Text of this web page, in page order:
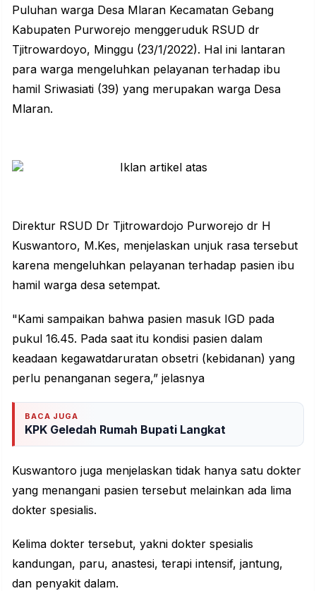
Puluhan warga Desa Mlaran Kecamatan Gebang
Kabupaten Purworejo menggeruduk RSUD dr
Tjitrowardoyo, Minggu (23/1/2022). Hal ini lantaran
para warga mengeluhkan pelayanan terhadap ibu
hamil Sriwasiati (39) yang merupakan warga Desa
Mlaran.
Direktur RSUD Dr Tjitrowardojo Purworejo dr H
Kuswantoro, M.Kes, menjelaskan unjuk rasa tersebut
karena mengeluhkan pelayanan terhadap pasien ibu
hamil warga desa setempat.
"Kami sampaikan bahwa pasien masuk IGD pada
pukul 16.45. Pada saat itu kondisi pasien dalam
keadaan kegawatdaruratan obsetri (kebidanan) yang
perlu penanganan segera,” jelasnya
BACA JUGA
KPK Geledah Rumah Bupati Langkat
Kuswantoro juga menjelaskan tidak hanya satu dokter
yang menangani pasien tersebut melainkan ada lima
dokter spesialis.
Kelima dokter tersebut, yakni dokter spesialis
kandungan, paru, anastesi, terapi intensif, jantung,
dan penyakit dalam.